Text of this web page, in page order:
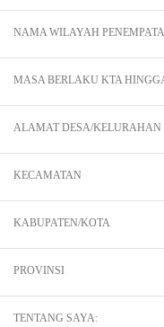
NAMA WILAYAH
MASA BERLAKU KTA
ALAMAT DESA/KELURAHAN
KECAMATAN
KABUPATEN/KOTA
PROVINSI
TENTANG SAYA: